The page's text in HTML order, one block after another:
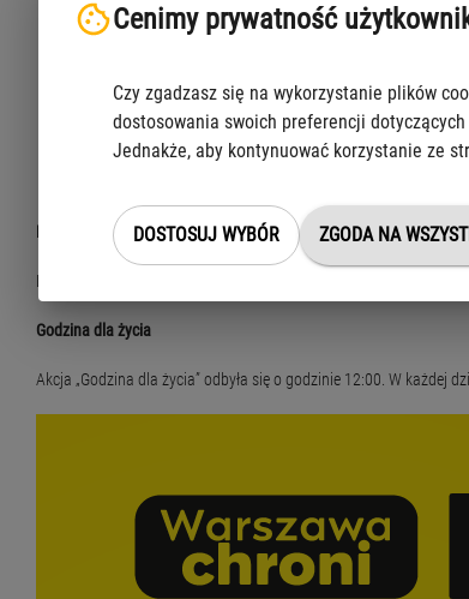
malowanie toreb – można było zrobić sobie własną torbę,
badania i stanowiska organizacji pozarządowych,
dmuchańce,
Karta rowerowa
Dodatkową atrakcją było Miasteczko Ruchu Drogowego z
Godzina dla życia
Akcja „Godzina dla życia” odbyła się o godzinie 12:00. W każdej
Cenimy prywatność
Czy zgadzasz się na wykorzystanie plików
dostosowania swoich preferencji
Jednakże, aby kontynuować korzystanie ze
DOSTOSUJ WYBÓR ZGODA NA